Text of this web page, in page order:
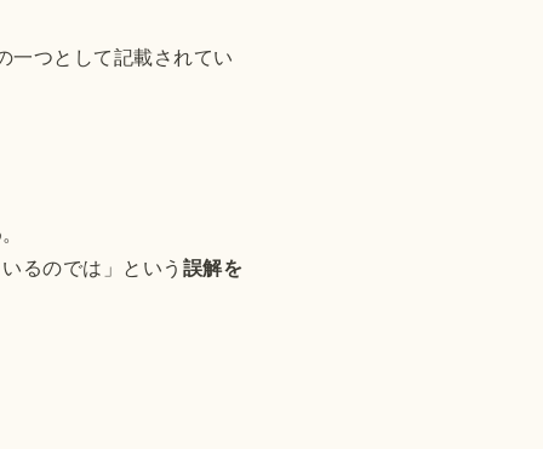
一つとして記載されてい
るのでは」という 誤解を